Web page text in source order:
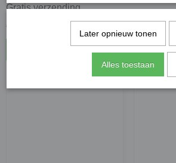
Gratis verzending
€ 20,50
Later opnieuw tonen
Alles toestaan